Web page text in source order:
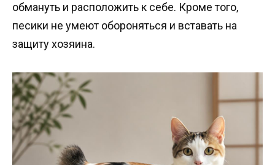
обмануть и расположить к себе. Кроме того,
песики не умеют обороняться и вставать на
защиту хозяина.